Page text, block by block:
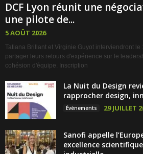
DCF Lyon réunit une
une pilote de...
5 AOÛT 2026
Tatiana Brillant et Virginie Guyot interviendront
partager leurs retours d'expérience sur le
cohésion d'équipe. Inscription
La Nuit du Design
rapprocher design,
Évènements 29 JUILLET
Sanofi appelle
excellence